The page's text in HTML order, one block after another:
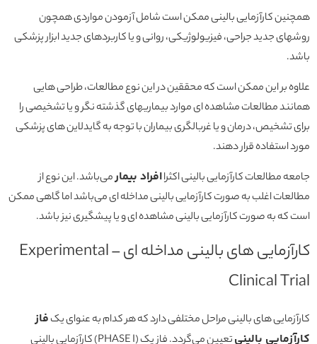
همچنین کارآزمایی بالینی ممکن است شامل آزمودن مواردی همچون
روشهای جدید جراحی، فیزیولوژیکی، روانی و یا کاربردهای جدید ابزار پزشکی
باشد.
علاوه بر این ممکن است که محققین در این نوع مطالعات، طراحی هایی
همانند مطالعات مشاهده ای موارد بیماریهای گذشته نگر و یا تشخیصی را
برای تشخیص، درمان و یا غربالگری بیماران با توجه به گایدلاین های پزشکی
مورد استفاده قرار دهند.
جامعه مطالعات کارآزمایی بالینی اکثراافراد بیمارمی‌باشد. این نوع از
مطالعات اغلب به صورت کارآزمایی بالینی مداخله ای می‌باشد اما گاهی ممکن
است که به صورت کارآزمایی بالینی مشاهده ای و یا پیشگیری نیز باشد.
کارآزمایی های بالینی مداخله ای – Experimental
Clinical Trial
کارآزمایی های بالینی مراحل مختلفی دارد که هر کدام به عنوای یکفاز
کارآزمایی بالینی